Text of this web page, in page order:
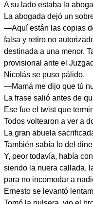
A su lado estaba la
La abogada dejó un
—Aquí están las copias
falsa y retiro no
destinada a una menor.
provisional ante el
Nicolás se puso pálido.
—Mamá me dijo que tú
La frase salió antes de
Ese fue el twist que
Todos voltearon a ver a
La gran abuela
También sabía lo del
Y, peor todavía, había
siendo la nuera callada,
para no incomodar a
Ernesto se levantó